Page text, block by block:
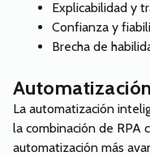
Explicabilidad y
Confianza y
Brecha de
La automatización
la combinación de RPA
automatización más